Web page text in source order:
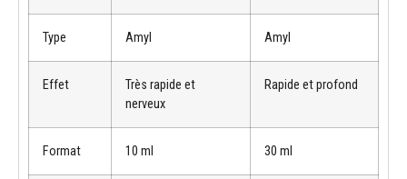
Type Amyl Amyl
Effet
Très rapide et
nerveux
Rapide et profond
Format 10 ml 30 ml